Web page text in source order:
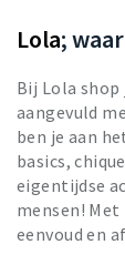
Lola;
Bij Lola shop
aangevuld
ben je aan
basics,
eigentijdse
mensen!
eenvoud en